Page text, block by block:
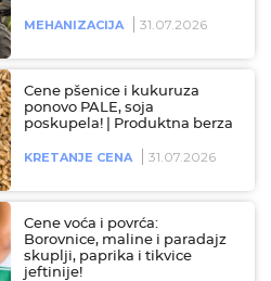
MEHANIZACIJA 31.07.2026
Cene pšenice i kukuruza
ponovo PALE, soja
poskupela! | Produktna berza
KRETANJE CENA 31.07.2026
Cene voća i povrća:
Borovnice, maline i paradajz
skuplji, paprika i tikvice
jeftinije!